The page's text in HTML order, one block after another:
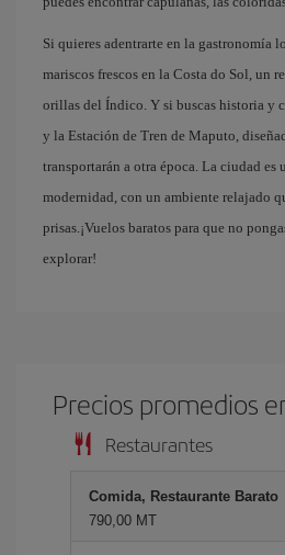
Si quieres adentrarte en la gastronomía
mariscos frescos en la Costa do Sol, un
orillas del Índico. Y si buscas historia y
y la Estación de Tren de Maputo,
transportarán a otra época. La ciudad
modernidad, con un ambiente relajado
prisas.¡Vuelos baratos para que no
explorar!
Precios promedios
Restaurantes
Comida, Restaurante Barato
790,00 MT